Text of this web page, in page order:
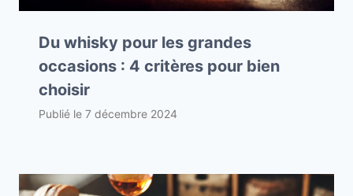
Du whisky pour les grandes
occasions : 4 critères pour bien
choisir
Publié le 7 décembre 2024